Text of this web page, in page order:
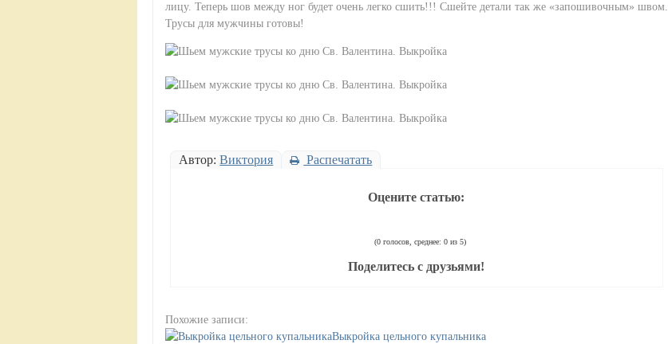
лицу. Теперь шов между ног будет очень легко сшить!!! Сшейте детали так же «запошивочным» швом.
Трусы для мужчины готовы!
Автор:Виктория Распечатать
Оцените статью:
(0 голосов, среднее: 0 из 5)
Поделитесь с друзьями!
Похожие записи:
Выкройка цельного купальника